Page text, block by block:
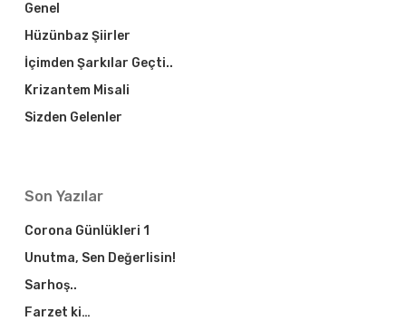
Genel
Hüzünbaz Şiirler
İçimden Şarkılar Geçti..
Krizantem Misali
Sizden Gelenler
Son Yazılar
Corona Günlükleri 1
Unutma, Sen Değerlisin!
Sarhoş..
Farzet ki…